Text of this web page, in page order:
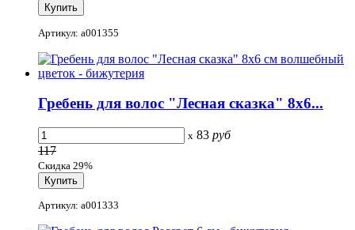
Артикул: a001355
Гребень для волос "Лесная сказка" 8x6...
x 83 руб
117
Скидка 29%
Артикул: a001333